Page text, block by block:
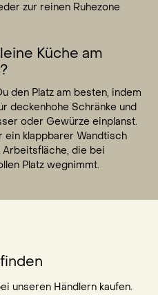
zur reinen Ruhezone
Küche am
den Platz am besten, indem
deckenhohe Schränke und
oder Gewürze einplanst.
ein klappbarer Wandtisch
die bei
Platz wegnimmt.
unseren Händlern kaufen.